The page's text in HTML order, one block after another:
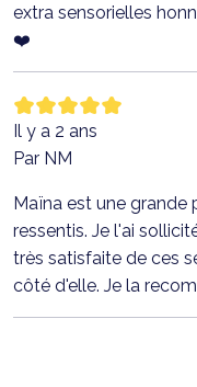
extra sensorielles
❤️
Il y a 2 ans
Par NM
Maïna est une grande
ressentis. Je l'ai
très satisfaite de ces
côté d'elle. Je la